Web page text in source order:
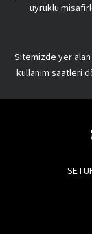
uyruklu
Sitemizde yer
kullanım saatleri